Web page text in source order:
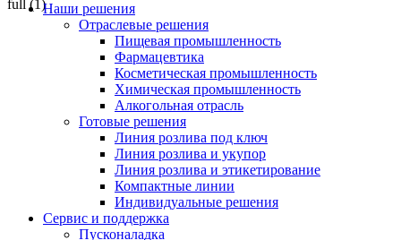
Наши решения
Отраслевые решения
Пищевая промышленность
Фармацевтика
Косметическая промышленность
Химическая промышленность
Алкогольная отрасль
Готовые решения
Линия розлива под ключ
Линия розлива и укупор
Линия розлива и этикетирование
Компактные линии
Индивидуальные решения
Сервис и поддержка
Пусконаладка